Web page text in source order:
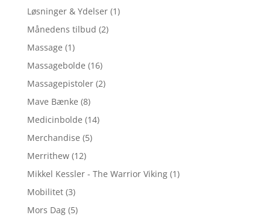
Løsninger & Ydelser (1)
Månedens tilbud (2)
Massage (1)
Massagebolde (16)
Massagepistoler (2)
Mave Bænke (8)
Medicinbolde (14)
Merchandise (5)
Merrithew (12)
Mikkel Kessler - The Warrior Viking (1)
Mobilitet (3)
Mors Dag (5)